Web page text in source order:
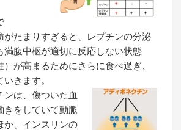
がたまりすぎると、レプチンの分泌
満腹中枢が適切に反応しない状態
）が高まるためにさらに食べ過ぎ、
きます。
は、傷ついた血
きをしていて動脈
か、インスリンの